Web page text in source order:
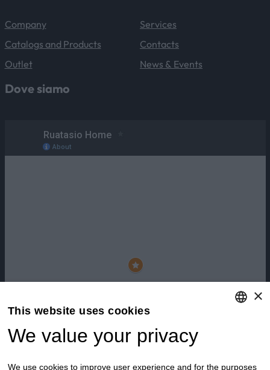
Company
Catalogs and Products
Outlet
Services
Contacts
News & Events
Dove siamo
×
This website uses cookies
We value your privacy
We use cookies to improve user experience and for the purposes